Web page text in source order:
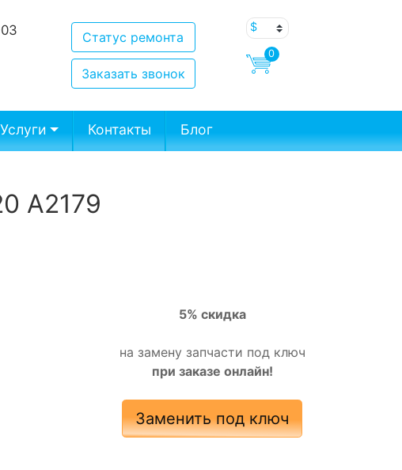
Статус ремонта
Заказать звонок
0
Услуги Контакты Блог
A2179
5% скидка
на замену запчасти под ключ
при заказе онлайн!
Заменить под ключ